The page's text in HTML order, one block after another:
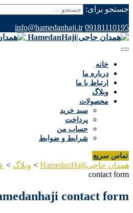
جستجو برای:
09181110195
info@hamedanhaji.ir
خانه
درباره ما
ارتباط با ما
وبلاگ
محصولات
سبد خرید
پرداخت
حساب من
شرایط و ضوابط
تماس سریع
همدان حاجی|HamedanHaji > وبلاگ >
contact form
contact form